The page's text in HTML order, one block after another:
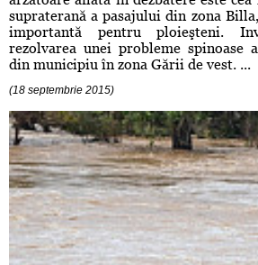
supraterană a pasajului din zona
importantă pentru ploieşteni.
rezolvarea unei probleme spinoase
din municipiu în zona Gării de vest. ...
(18 septembrie 2015)